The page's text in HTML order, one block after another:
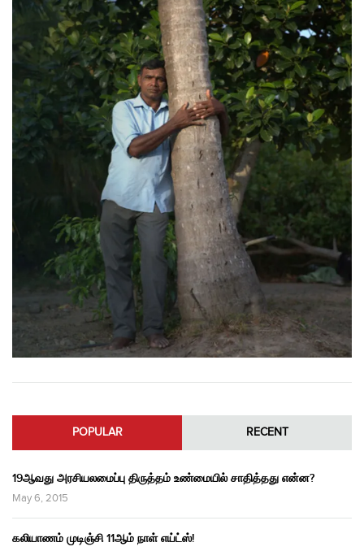
POPULAR RECENT
19ஆவது அரசியலமைப்பு திருத்தம் உண்மையில் சாதித்தது என்ன?
May 6, 2015
கலியாணம் முடிஞ்சி 11ஆம் நாள் எய்ட்ஸ்!